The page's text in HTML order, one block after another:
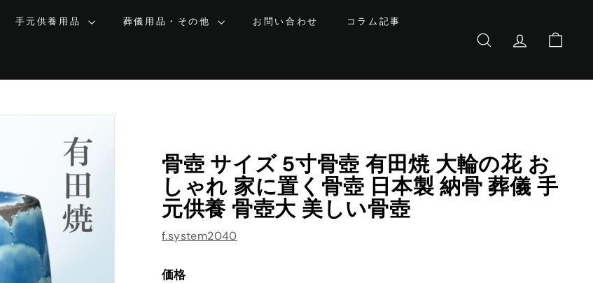
手元供養用品 葬儀用品・その他 お問い合わせ コラム記事
サイトを検索する
基本会員情報
カート
骨壺 サイズ 5寸骨壺 有田焼 大輪の花 お
しゃれ 家に置く骨壺 日本製 納骨 葬儀 手
元供養 骨壺大 美しい骨壺
f.system2040
価格